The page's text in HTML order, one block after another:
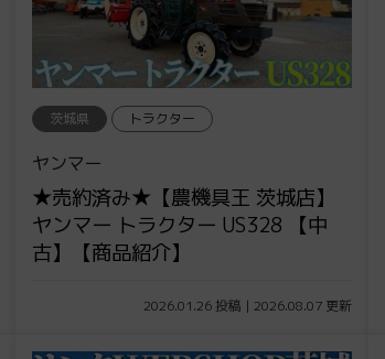
茨城県 トラクター
ヤンマー
★売約済み★【農機具王 茨城店】
ヤンマー トラクター US328 【中
古】【商品紹介】
2026.01.26 投稿 | 2026.08.07 更新